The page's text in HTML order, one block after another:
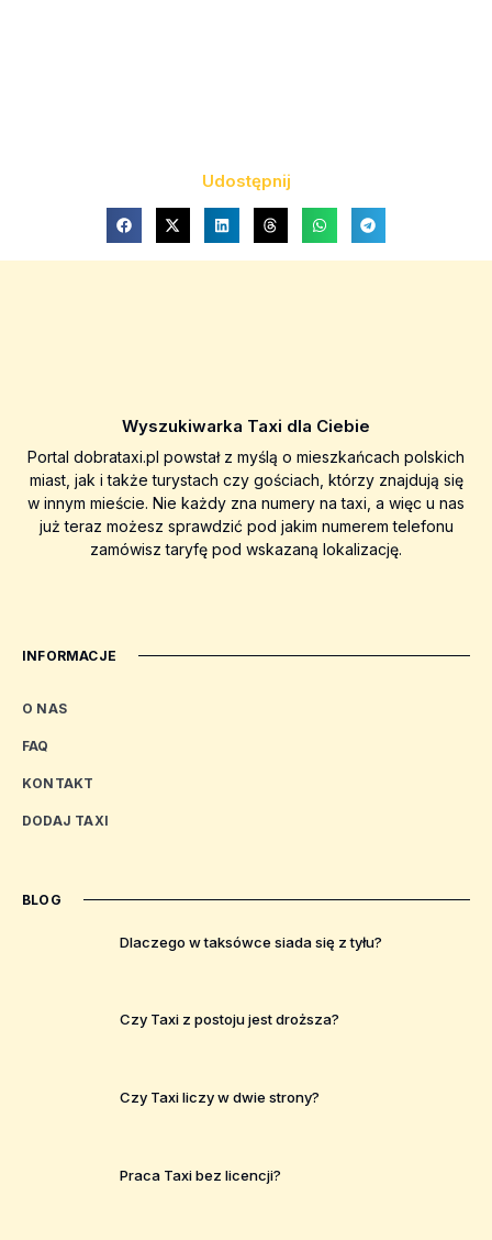
Udostępnij
Wyszukiwarka Taxi dla Ciebie
Portal dobrataxi.pl powstał z myślą o mieszkańcach polskich
miast, jak i także turystach czy gościach, którzy znajdują się
w innym mieście. Nie każdy zna numery na taxi, a więc u nas
już teraz możesz sprawdzić pod jakim numerem telefonu
zamówisz taryfę pod wskazaną lokalizację.
INFORMACJE
O NAS
FAQ
KONTAKT
DODAJ TAXI
BLOG
Dlaczego w taksówce siada się z tyłu?
Czy Taxi z postoju jest droższa?
Czy Taxi liczy w dwie strony?
Praca Taxi bez licencji?